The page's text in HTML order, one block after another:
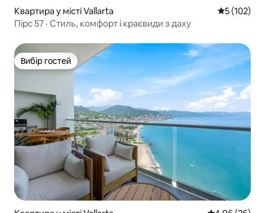
Квартира у місті Vallarta Середня
5 (102)
Пірс 57 · Стиль, комфорт і краєвиди з даху
Вибір гостей
Вибір гостей